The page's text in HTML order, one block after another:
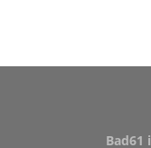
Bad61